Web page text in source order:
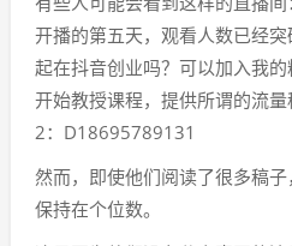
开播的第五天，观看人数已经
起在抖音创业吗？可以加入我
开始教授课程，提供所谓的流
2：D18695789131
然而，即使他们阅读了很多稿
保持在个位数。